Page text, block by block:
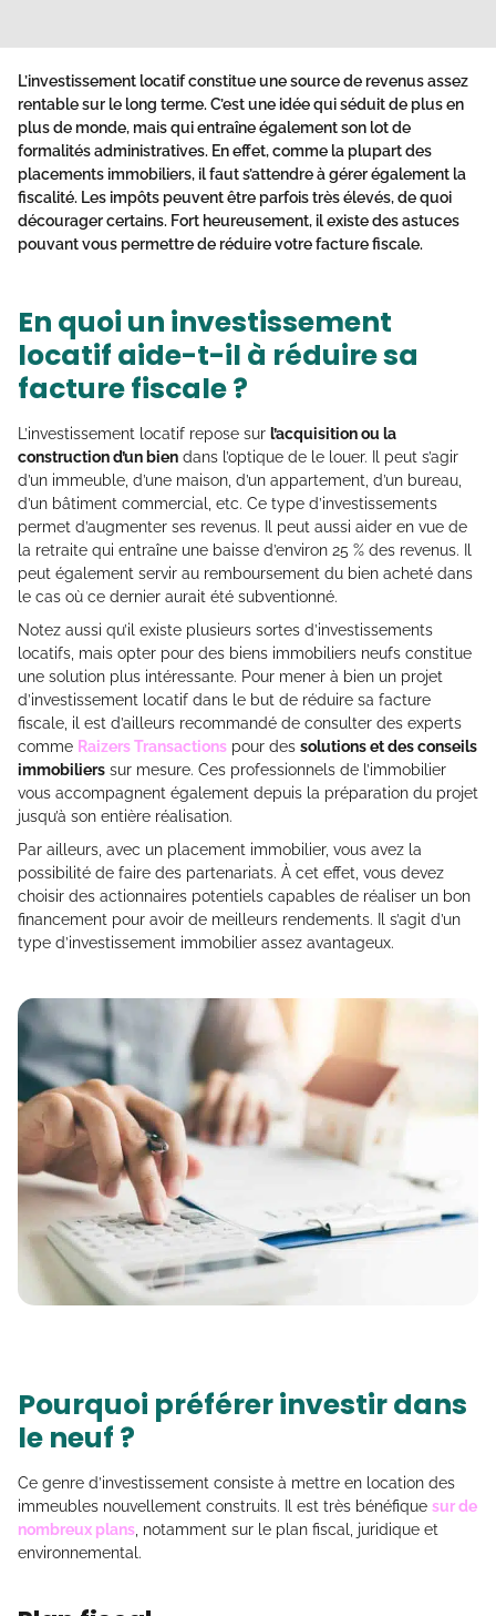
L’investissement locatif constitue une source de revenus assez
rentable sur le long terme. C’est une idée qui séduit de plus en
plus de monde, mais qui entraîne également son lot de
formalités administratives. En effet, comme la plupart des
placements immobiliers, il faut s’attendre à gérer également la
fiscalité. Les impôts peuvent être parfois très élevés, de quoi
décourager certains. Fort heureusement, il existe des astuces
pouvant vous permettre de réduire votre facture fiscale.
En quoi un investissement
locatif aide-t-il à réduire sa
facture fiscale ?
L’investissement locatif repose sur l’acquisition ou la
construction d’un bien dans l’optique de le louer. Il peut s’agir
d’un immeuble, d’une maison, d’un appartement, d’un bureau,
d’un bâtiment commercial, etc. Ce type d’investissements
permet d’augmenter ses revenus. Il peut aussi aider en vue de
la retraite qui entraîne une baisse d’environ 25 % des revenus. Il
peut également servir au remboursement du bien acheté dans
le cas où ce dernier aurait été subventionné.
Notez aussi qu’il existe plusieurs sortes d’investissements
locatifs, mais opter pour des biens immobiliers neufs constitue
une solution plus intéressante. Pour mener à bien un projet
d’investissement locatif dans le but de réduire sa facture
fiscale, il est d’ailleurs recommandé de consulter des experts
comme Raizers Transactions pour des solutions et des conseils
immobiliers sur mesure. Ces professionnels de l’immobilier
vous accompagnent également depuis la préparation du projet
jusqu’à son entière réalisation.
Par ailleurs, avec un placement immobilier, vous avez la
possibilité de faire des partenariats. À cet effet, vous devez
choisir des actionnaires potentiels capables de réaliser un bon
financement pour avoir de meilleurs rendements. Il s’agit d’un
type d’investissement immobilier assez avantageux.
Pourquoi préférer investir dans
le neuf ?
Ce genre d’investissement consiste à mettre en location des
immeubles nouvellement construits. Il est très bénéfique sur de
nombreux plans , notamment sur le plan fiscal, juridique et
environnemental.